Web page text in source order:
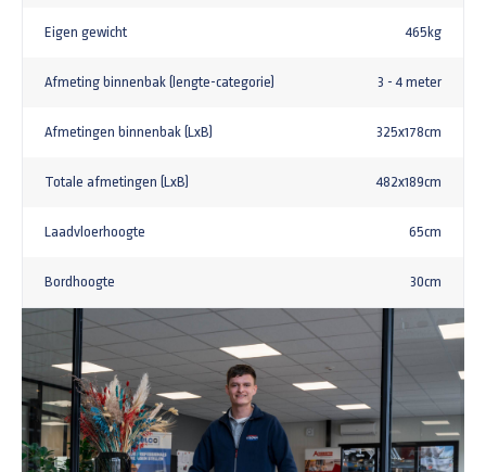
Eigen gewicht 465kg
Afmeting binnenbak (lengte-categorie) 3 - 4 meter
Afmetingen binnenbak (LxB) 325x178cm
Totale afmetingen (LxB) 482x189cm
Laadvloerhoogte 65cm
Bordhoogte 30cm